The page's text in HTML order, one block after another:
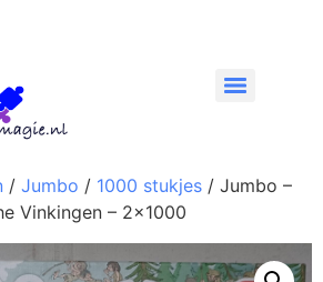
/ Jumbo / 1000 stukjes / Jumbo –
Vinkingen – 2×1000